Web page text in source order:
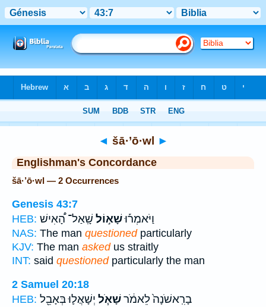
◄ šā·’ō·wl ►
Englishman's Concordance
šā·’ō·wl — 2 Occurrences
Genesis 43:7
HEB:
וַיֹּאמְר֡וּשָׁא֣וֹל שָֽׁאַל־ הָ֠אִישׁ
NAS: The man questionedparticularly
KJV: The man askedus straitly
INT: said questionedparticularly the man
2 Samuel 20:18
HEB:
בָרִֽאשֹׁנָה֙ לֵאמֹ֔רשָׁאֹ֧ל יְשָׁאֲל֛וּ בְּאָבֵ֖ל